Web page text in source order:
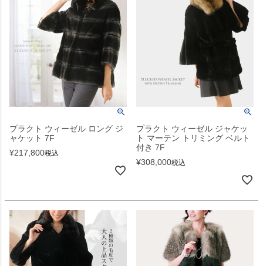
プラクト ウィーゼル ロング ジ
ャケット 7F
¥217,800税込
プラクト ウィーゼル ジャケッ
ト マーテン トリミング ベルト
付き 7F
¥308,000税込